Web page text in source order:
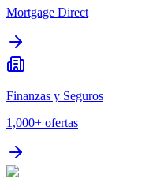
Mortgage Direct
Finanzas y Seguros
1,000+ ofertas